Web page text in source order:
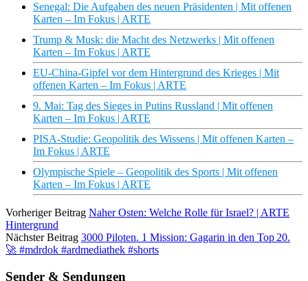
Senegal: Die Aufgaben des neuen Präsidenten | Mit offenen
Karten – Im Fokus | ARTE
Trump & Musk: die Macht des Netzwerks | Mit offenen
Karten – Im Fokus | ARTE
EU-China-Gipfel vor dem Hintergrund des Krieges | Mit
offenen Karten – Im Fokus | ARTE
9. Mai: Tag des Sieges in Putins Russland | Mit offenen
Karten – Im Fokus | ARTE
PISA-Studie: Geopolitik des Wissens | Mit offenen Karten –
Im Fokus | ARTE
Olympische Spiele – Geopolitik des Sports | Mit offenen
Karten – Im Fokus | ARTE
Vorheriger Beitrag Naher Osten: Welche Rolle für Israel? | ARTE
Hintergrund
Nächster Beitrag 3000 Piloten. 1 Mission: Gagarin in den Top 20.
🚀 #mdrdok #ardmediathek #shorts
Sender & Sendungen